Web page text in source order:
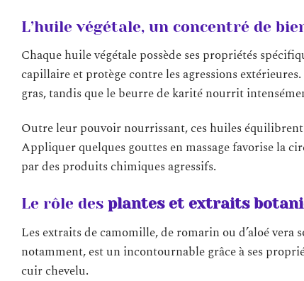
L’huile végétale, un concentré de
Chaque huile végétale possède ses propriétés
capillaire et protège contre les agressions
gras, tandis que le beurre de karité nourrit
Outre leur pouvoir nourrissant, ces huiles
Appliquer quelques gouttes en massage favorise la
par des produits chimiques agressifs.
Le rôle des plantes et extraits
Les extraits de camomille, de romarin ou d’aloé vera
notamment, est un incontournable grâce à ses
cuir chevelu.